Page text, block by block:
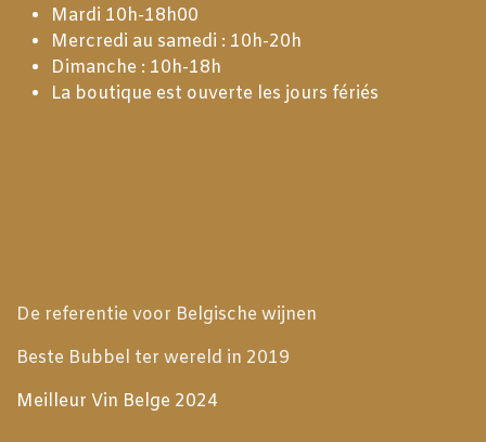
Mardi 10h-18h00
Mercredi au samedi : 10h-20h
Dimanche : 10h-18h
La boutique est ouverte les jours fériés
De referentie voor Belgische wijnen
Beste Bubbel ter wereld in 2019
Meilleur Vin Belge 2024